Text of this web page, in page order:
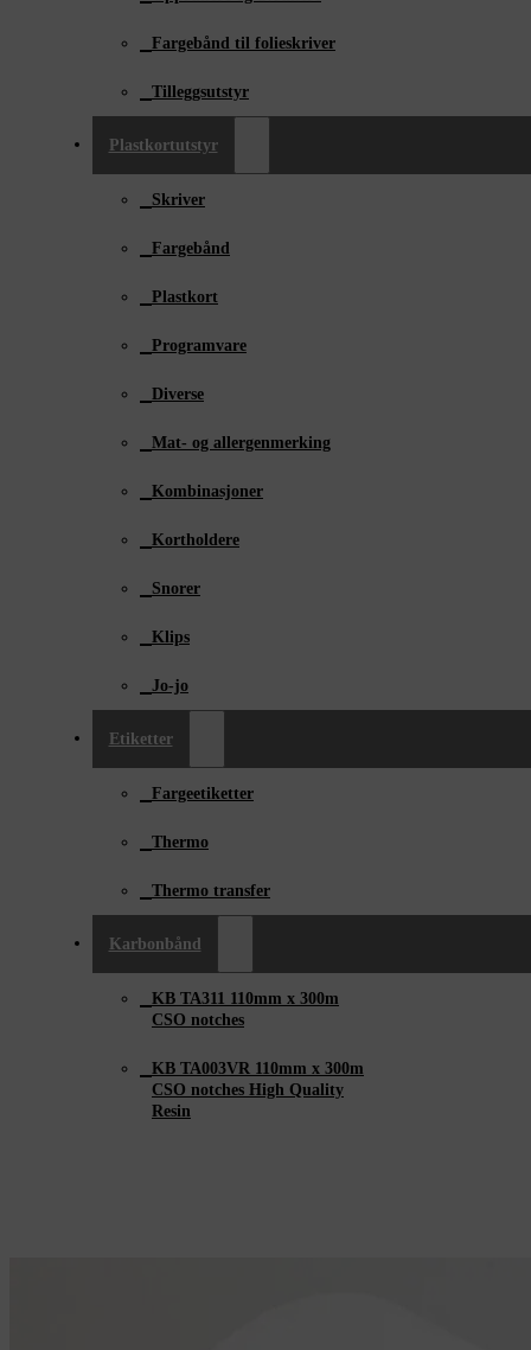
Fargebånd til folieskriver
Tilleggsutstyr
Plastkortutstyr
Skriver
Fargebånd
Plastkort
Programvare
Diverse
Mat- og allergenmerking
Kombinasjoner
Kortholdere
Snorer
Klips
Jo-jo
Etiketter
Fargeetiketter
Thermo
Thermo transfer
Karbonbånd
KB TA311 110mm x ­300m
CSO notches
KB TA003VR 110mm x 300m
CSO notches High Quality
Resin